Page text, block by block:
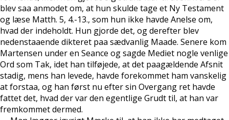
blev saa anmodet om, at hun skulde tage et Ny Testament
og læse Matth. 5, 4.-13., som hun ikke havde Anelse om,
hvad der indeholdt. Hun gjorde det, og derefter blev
nedenstaaende dikteret paa sædvanlig Maade. Senere kom
Martensen under en Seance og sagde Mediet nogle venlige
Ord som Tak, idet han tilføjede, at det paagældende Afsnit
stadig, mens han levede, havde forekommet ham vanskelig
at forstaa, og han først nu efter sin Overgang ret havde
fattet det, hvad der var den egentlige Grudt til, at han var
fremkommet dermed.